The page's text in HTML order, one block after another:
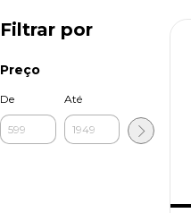
Filtrar por
Preço
De Até